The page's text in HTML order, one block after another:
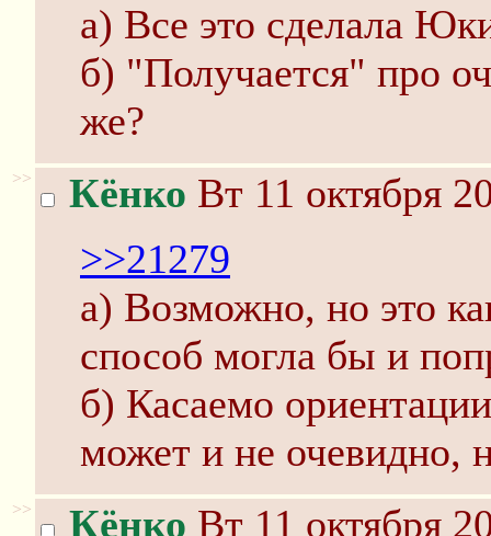
а) Все это сделала
б) "Получается" про
же?
>> Кёнко Вт 11 октября
>>21279
а) Возможно, но это
способ могла бы и
б) Касаемо
может и не очевидно,
>> Кёнко Вт 11 октября